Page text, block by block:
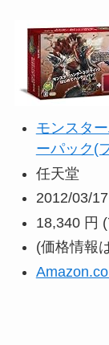
モンスタ
ーパック(
任天堂
2012/03/17
18,340 円
(価格情報